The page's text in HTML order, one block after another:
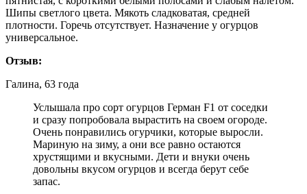
Шипы светлого цвета. Мякоть сладковатая, средней
плотности. Горечь отсутствует. Назначение у огурцов
универсальное.
Отзыв:
Галина, 63 года
Услышала про сорт огурцов Герман F1 от соседки
и сразу попробовала вырастить на своем огороде.
Очень понравились огурчики, которые выросли.
Мариную на зиму, а они все равно остаются
хрустящими и вкусными. Дети и внуки очень
довольны вкусом огурцов и всегда берут себе
запас.